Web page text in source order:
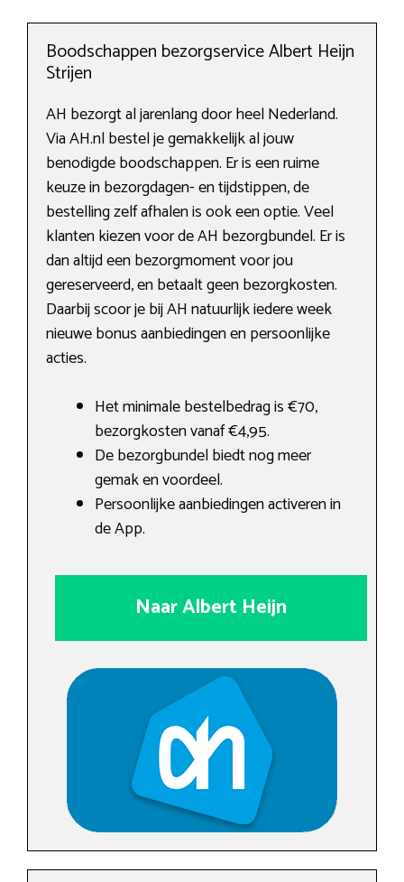
Boodschappen bezorgservice Albert Heijn
Strijen
AH bezorgt al jarenlang door heel Nederland.
Via AH.nl bestel je gemakkelijk al jouw
benodigde boodschappen. Er is een ruime
keuze in bezorgdagen- en tijdstippen, de
bestelling zelf afhalen is ook een optie. Veel
klanten kiezen voor de AH bezorgbundel. Er is
dan altijd een bezorgmoment voor jou
gereserveerd, en betaalt geen bezorgkosten.
Daarbij scoor je bij AH natuurlijk iedere week
nieuwe bonus aanbiedingen en persoonlijke
acties.
Het minimale bestelbedrag is €70,
bezorgkosten vanaf €4,95.
De bezorgbundel biedt nog meer
gemak en voordeel.
Persoonlijke aanbiedingen activeren in
de App.
Naar Albert Heijn